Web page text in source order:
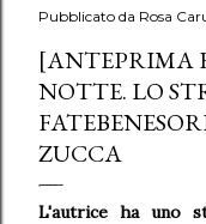
Pubblicato da Rosa
[ANTEPRIMA
NOTTE. LO
ZUCCA
L'autrice ha uno